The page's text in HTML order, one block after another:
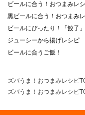
ビールに合う！おつまみレ
黒ビールに合う！おつまみ
ビールにぴったり！「餃子」
ジューシーから揚げレシピ
ビールに合うご飯！
ズバうま！おつまみレシピ
ズバうま！おつまみレシピ